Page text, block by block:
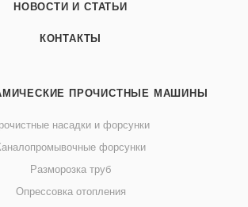
НОВОСТИ И СТАТЬИ
КОНТАКТЫ
ПРОЧИСТНЫЕ МАШИНЫ
насадки и форсунки
форсунки
Разморозка труб
Опрессовка отопления